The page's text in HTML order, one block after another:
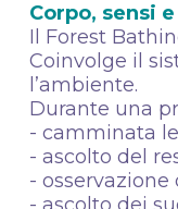
Corpo, sensi
Il Forest
Coinvolge il
l’ambiente.
Durante una
- camminata
- ascolto del
-